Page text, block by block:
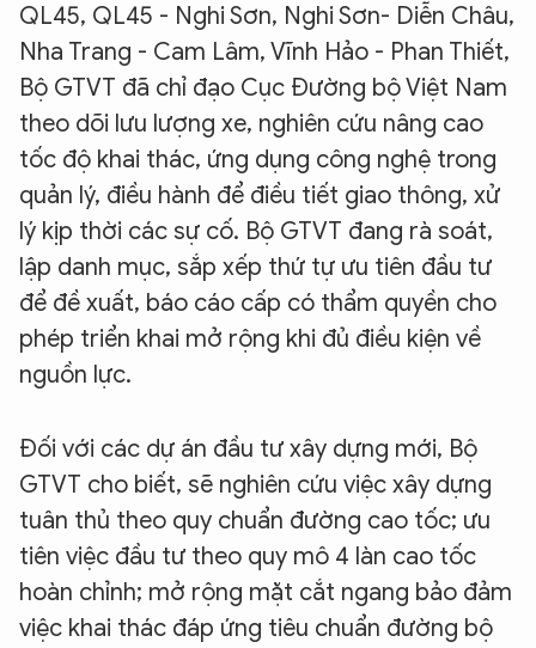
QL45, QL45 - Nghi Sơn, Nghi Sơn- Diễn Châu,
Nha Trang - Cam Lâm, Vĩnh Hảo - Phan Thiết,
Bộ GTVT đã chỉ đạo Cục Đường bộ Việt Nam
theo dõi lưu lượng xe, nghiên cứu nâng cao
tốc độ khai thác, ứng dụng công nghệ trong
quản lý, điều hành để điều tiết giao thông, xử
lý kịp thời các sự cố. Bộ GTVT đang rà soát,
lập danh mục, sắp xếp thứ tự ưu tiên đầu tư
để đề xuất, báo cáo cấp có thẩm quyền cho
phép triển khai mở rộng khi đủ điều kiện về
nguồn lực.
Đối với các dự án đầu tư xây dựng mới, Bộ
GTVT cho biết, sẽ nghiên cứu việc xây dựng
tuân thủ theo quy chuẩn đường cao tốc; ưu
tiên việc đầu tư theo quy mô 4 làn cao tốc
hoàn chỉnh; mở rộng mặt cắt ngang bảo đảm
việc khai thác đáp ứng tiêu chuẩn đường bộ